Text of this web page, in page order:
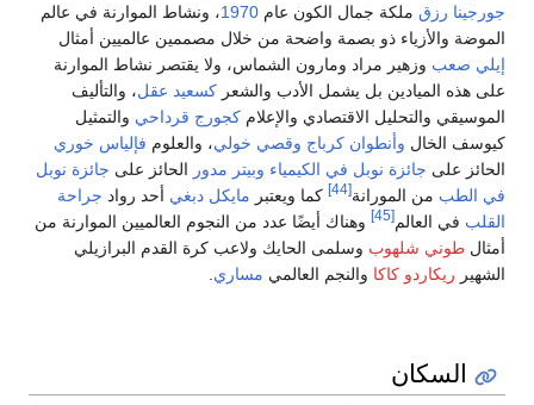
جورجينا رزق ملكة جمال الكون عام 1970، ونشاط الموارنة في عالم
الموضة والأزياء ذو بصمة واضحة من خلال مصممين عالميين أمثال
إيلي صعب وزهير مراد ومارون الشماس، ولا يقتصر نشاط الموارنة
على هذه الميادين بل يشمل الأدب والشعر كسعيد عقل، والتأليف
الموسيقي والتحليل الاقتصادي والإعلام كجورج قرداحي والتمثيل
كيوسف الخال وأنطوان كرباج وقصي خولي، والعلوم فإلياس خوري
الحائز على جائزة نوبل في الكيمياء وبيتر مدور الحائز على جائزة نوبل
في الطب من المورانة[44] كما ويعتبر مايكل دبغي أحد رواد جراحة
القلب في العالم[45]
وهناك أيضًا عدد من النجوم العالميين الموارنة من
أمثال طوني شلهوب وسلمى الحايك ولاعب كرة القدم البرازيلي
الشهير ريكاردو كاكا والنجم العالمي مساري
السكان